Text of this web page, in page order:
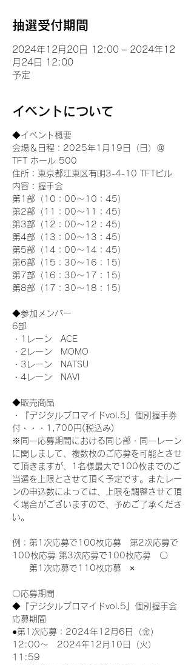
抽選受付期間
2024年12月20日 12:00 – 2024年12
月24日 12:00
予定
イベントについて
◆イベント概要
会場＆日程：2025年1月19日（日）＠
TFT ホール 500
住所：東京都江東区有明3-4-10 TFTビル
内容：握手会
第1部（10：00～10：45）
第2部（11：00～11：45）
第3部（12：00～12：45）
第4部（13：00～13：45）
第5部（14：00～14：45）
第6部（15：30～16：15）
第7部（16：30～17：15）
第8部（17：30～18：15）
◆参加メンバー
6部
・1レーン　ACE
・2レーン　MOMO
・3レーン　NATSU
・4レーン　NAVI
◆販売商品
・『デジタルブロマイドvol.5』個別握手券
付・・・1,700円(税込み)
※同一応募期間における同じ部・同一レーン
に関しまして、複数枚のご応募を可能とさせ
て頂きますが、1名様最大で100枚までのご
当選を上限とさせて頂く予定です。またレー
ンの申込数によっては、上限を調整させて頂
く場合がございますので、予めご了承くださ
い。
例：第1次応募で100枚応募　第2次応募で
100枚応募 第3次応募で100枚応募　〇
第1次応募で110枚応募　×
〇応募期間
◆『デジタルブロマイドvol.5』個別握手会
応募期間
●第1次応募：2024年12月6日（金）
12:00～　2024年12月10日（火）
11:59